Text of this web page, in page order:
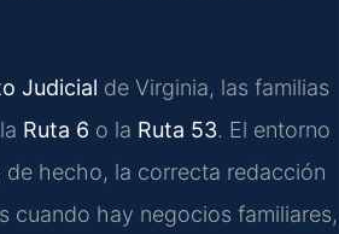
Judicial de Virginia, las familias
Ruta 6 o la Ruta 53. El entorno
hecho, la correcta redacción
cuando hay negocios familiares,